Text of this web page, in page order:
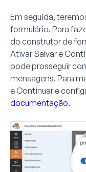
Em seguida,
formulário. Para
do construtor de
Ativar Salvar e
pode prosseguir
mensagens. Para
e Continuare
documentação.